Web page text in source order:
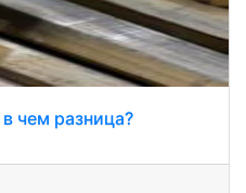
чем разница?